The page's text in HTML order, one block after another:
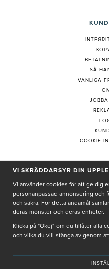
SÅ
VANLIGA
COOKIE-
Genom att ge min e-post,
De uppgifter du matar in
VI SKRÄDDARSYR DIN
Vi använder cookies för att ge dig
personanpassad annonsering och
och säkra. För detta ändamål
deras mönster och deras enheter.
Klicka på "Okej" om du tillåter alla
och vilka du vill stänga av genom